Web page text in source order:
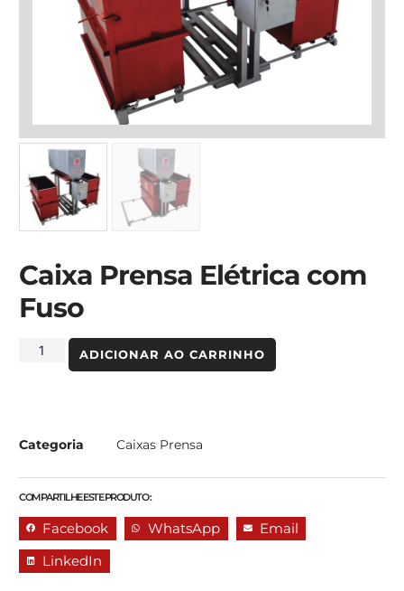
Caixa Prensa Elétrica com
Fuso
ADICIONAR AO CARRINHO
Categoria Caixas Prensa
COMPARTILHE ESTE PRODUTO :
Facebook WhatsApp
Email
LinkedIn